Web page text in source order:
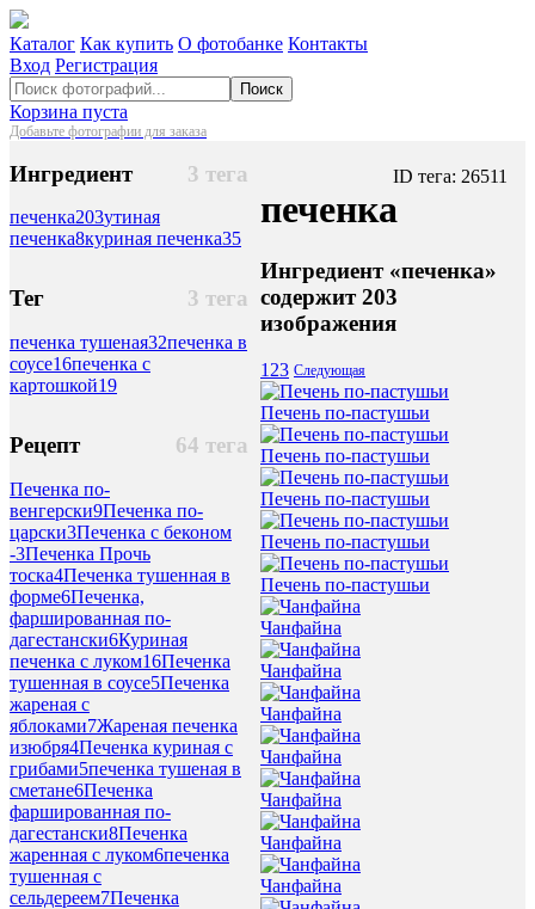
Каталог Как купить О фотобанке Контакты
Вход Регистрация
Поиск
Корзина пуста
Добавьте фотографии для заказа
3 тега
Ингредиент
печенка203утиная
печенка8куриная печенка35
3 тега
Тег
печенка тушеная32печенка в
соусе16печенка с
картошкой19
64 тега
Рецепт
Печенка по-
венгерски9Печенка по-
царски3Печенка с беконом
-3Печенка Прочь
тоска4Печенка тушенная в
форме6Печенка,
фаршированная по-
дагестански6Куриная
печенка с луком16Печенка
тушенная в соусе5Печенка
жареная с
яблоками7Жареная печенка
изюбря4Печенка куриная с
грибами5печенка тушеная в
сметане6Печенка
фаршированная по-
дагестански8Печенка
жаренная с луком6печенка
тушенная с
сельдереем7Печенка
ID тега: 26511
печенка
Ингредиент «печенка»
содержит 203
изображения
1 23 Следующая
Печень по-пастушьи
Печень по-пастушьи
Печень по-пастушьи
Печень по-пастушьи
Печень по-пастушьи
Чанфайна
Чанфайна
Чанфайна
Чанфайна
Чанфайна
Чанфайна
Чанфайна